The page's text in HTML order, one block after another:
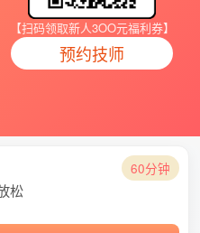
【扫码领取新人3OO元福利券】
预约技师
60分钟
松